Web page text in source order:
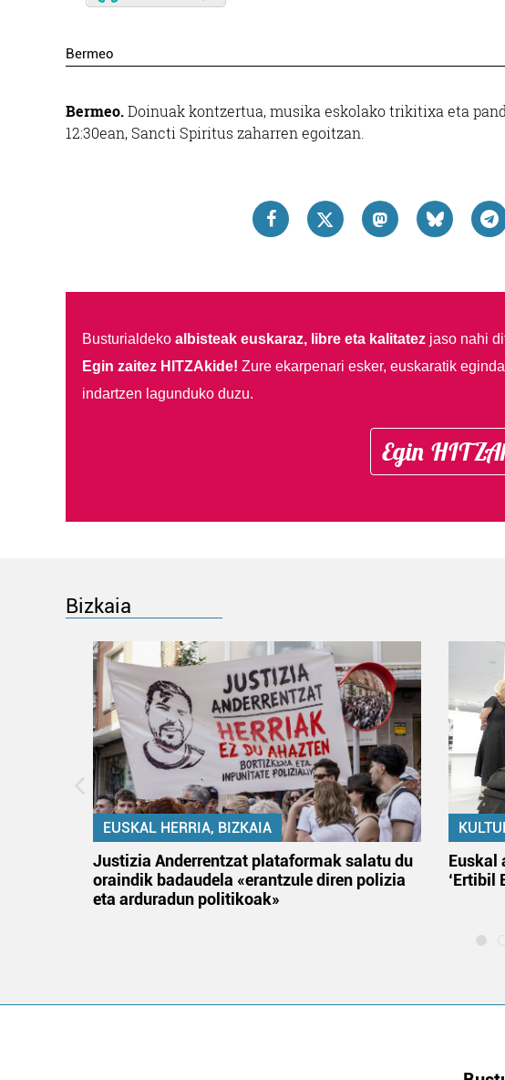
Bermeo
Bermeo.Doinuak kontzertua, musika eskolako trikitixa eta
12:30ean, Sancti Spiritus zaharren egoitzan.
Busturialdeko albisteak euskaraz, libre eta kalitatezjaso nahi
Egin zaitez HITZAkide! Zure ekarpenari esker, euskaratik
indartzen lagunduko duzu.
Egin
Bizkaia
EUSKAL HERRIA, BIZKAIA
Justizia Anderrentzat plataformak salatu du
oraindik badaudela «erantzule diren polizia
eta arduradun politikoak»
Euskal
‘Ertibil